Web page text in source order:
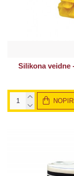
Silikona veidne